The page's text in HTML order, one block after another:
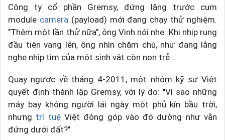
Công ty cổ phần Gremsy, đứng lặng trước cụm
module camera (payload) mới đang chạy thử nghiệm.
"Thêm một lần thử nữa", ông Vinh nói nhẹ. Khi nhịp rung
đầu tiên vang lên, ông nhìn chăm chú, như đang lắng
nghe nhịp tim của một sinh vật còn non trẻ...
Quay ngược về tháng 4-2011, một nhóm kỹ sư Việt
quyết định thành lập Gremsy, với lý do: "Vì sao những
máy bay không người lái ngày một phủ kín bầu trời,
nhưng trí tuệViệt đóng góp vào đó dường như vẫn
đứng dưới đất?".